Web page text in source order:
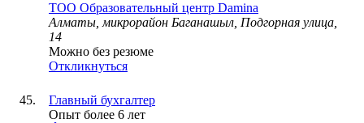
ТОО Образовательный центр Damina
Алматы, микрорайон Баганашыл, Подгорная улица,
14
Можно без резюме
Откликнуться
Главный бухгалтер
Опыт более 6 лет